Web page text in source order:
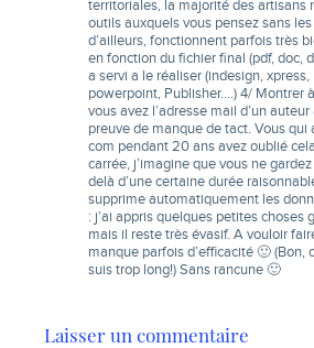
territoriales, la majorité des artisans
outils auxquels vous pensez sans
d’ailleurs, fonctionnent parfois très
en fonction du fichier final (pdf, doc,
a servi a le réaliser (indesign,
powerpoint, Publisher….) 4/ Montrer
vous avez l’adresse mail d’un
preuve de manque de tact. Vous qui
com pendant 20 ans avez oublié
carrée, j’imagine que vous ne
delà d’une certaine durée
supprime automatiquement les
: j’ai appris quelques petites choses
mais il reste très évasif. A vouloir
manque parfois d’efficacité 🙂 (Bon,
suis trop long!) Sans rancune 🙂
Laisser un commentaire